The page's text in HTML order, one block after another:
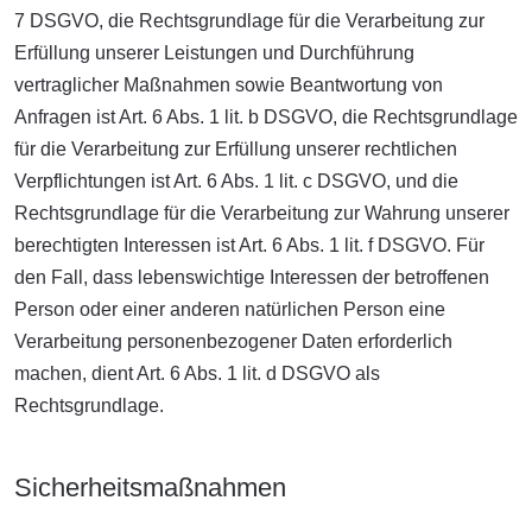
7 DSGVO, die Rechtsgrundlage für die Verarbeitung zur
Erfüllung unserer Leistungen und Durchführung
vertraglicher Maßnahmen sowie Beantwortung von
Anfragen ist Art. 6 Abs. 1 lit. b DSGVO, die Rechtsgrundlage
für die Verarbeitung zur Erfüllung unserer rechtlichen
Verpflichtungen ist Art. 6 Abs. 1 lit. c DSGVO, und die
Rechtsgrundlage für die Verarbeitung zur Wahrung unserer
berechtigten Interessen ist Art. 6 Abs. 1 lit. f DSGVO. Für
den Fall, dass lebenswichtige Interessen der betroffenen
Person oder einer anderen natürlichen Person eine
Verarbeitung personenbezogener Daten erforderlich
machen, dient Art. 6 Abs. 1 lit. d DSGVO als
Rechtsgrundlage.
Sicherheitsmaßnahmen